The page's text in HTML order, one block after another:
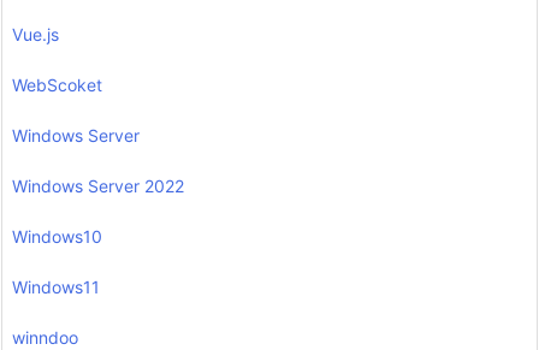
Vue.js
WebScoket
Windows Server
Windows Server 2022
Windows10
Windows11
winndoo